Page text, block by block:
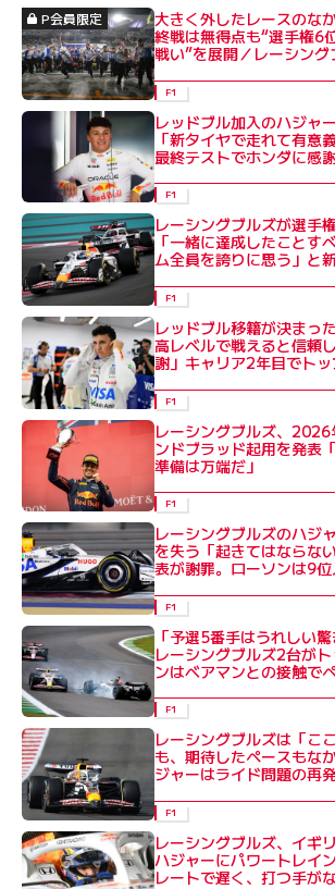
P会員限定
大きく外したレースのな
終戦は無得点も“選手権6
戦い”を展開／レーシン
F1
レッドブル加入のハジャ
「新タイヤで走れて有意
最終テストでホンダに感
F1
レーシングブルズが選手
「一緒に達成したことす
ム全員を誇りに思う」と
F1
レッドブル移籍が決まっ
高レベルで戦えると信頼
謝」キャリア2年目でト
F1
レーシングブルズ、2026
ンドブラッド起用を発表
準備は万端だ」
F1
レーシングブルズのハジ
を失う「起きてはならな
表が謝罪。ローソンは9
F1
「予選5番手はうれしい驚
レーシングブルズ2台が
ンはベアマンとの接触で
F1
レーシングブルズは「こ
も、期待したペースもな
ジャーはライド問題の再
F1
レーシングブルズ、イギ
ハジャーにパワートレイ
レートで遅く、打つ手が